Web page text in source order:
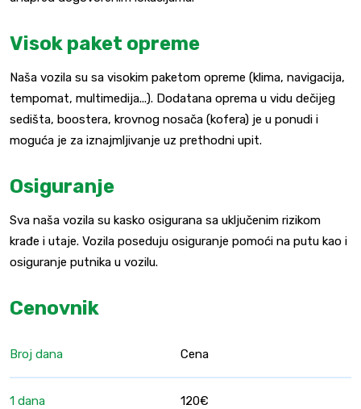
Visok paket opreme
Naša vozila su sa visokim paketom opreme (klima, navigacija,
tempomat, multimedija...). Dodatana oprema u vidu dečijeg
sedišta, boostera, krovnog nosača (kofera) je u ponudi i
moguća je za iznajmljivanje uz prethodni upit.
Osiguranje
Sva naša vozila su kasko osigurana sa uključenim rizikom
krađe i utaje. Vozila poseduju osiguranje pomoći na putu kao i
osiguranje putnika u vozilu.
Cenovnik
Broj dana Cena
1 dana 120€